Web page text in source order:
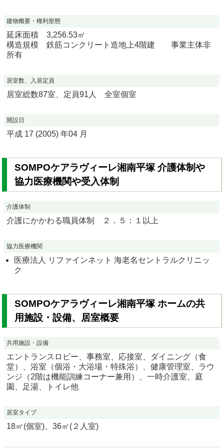
建物概要・権利形態
延床面積 3,256.53㎡
構造規模 鉄筋コンクリート造地上4階建 事業主体非
所有
居室数、入居定員
居室総数87室、定員91人 全室個室
開設日
平成 17 (2005) 年04 月
SOMPOケアラヴィーレ湘南平塚 介護体制や
協力医療機関や受入体制
介護体制
介護にかかわる職員体制 ２．５：１以上
協力医療機関
医療法人 リファインネット 海老名セントラルクリニッ
ク
SOMPOケアラヴィーレ湘南平塚 ホームの共
用施設・設備、居室概要
共用施設・設備
エントランスロビー、事務室、応接室、ダイニング（食
堂）、浴室（個浴・大浴場・特殊浴）、健康管理室、ラウ
ンジ（2階は機能訓練コーナー兼用）、一時介護室、庭
園、足湯、トイレ他
居室タイプ
18㎡(個室)、36㎡(２人室)